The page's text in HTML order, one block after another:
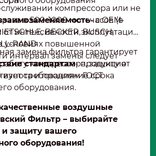
- с OEM-
BECKER, BUSCH,
RAND
стандартам- продукция
требованиям ГОСТ
компрессора или не
в 500-1000 моточасов (в
интенсивности эксплуатации).
условиях повышенной
интервал замены следует
замена фильтра гарантирует
компрессора, защиту от
износа и продление срока
оборудования.
воздушные
Фильтр – выбирайте
защиту вашего
оборудования!